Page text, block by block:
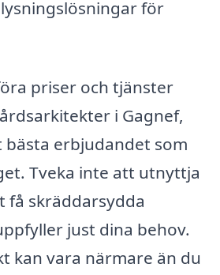
för
priser och tjänster
i Gagnef,
erbjudandet som
Tveka inte att utnyttja
få skräddarsydda
just dina behov.
kan vara närmare än du